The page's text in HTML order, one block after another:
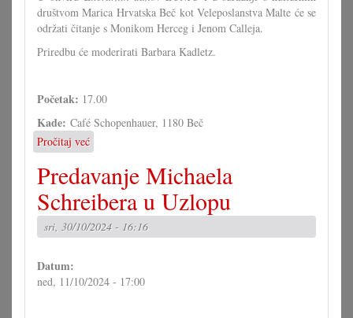
društvom Marica Hrvatska Beč kot Veleposlanstva Malte će se
održati čitanje s Monikom Herceg i Jenom Calleja.
Priredbu će moderirati Barbara Kadletz.
Početak: 17.00
Kade: Café Schopenhauer, 1180 Beč
Pročitaj već
Čitanje
Monike
Herceg
u
Beču
Predavanje Michaela
Schreibera u Uzlopu
sri, 30/10/2024 - 16:16
Datum:
ned, 11/10/2024 - 17:00